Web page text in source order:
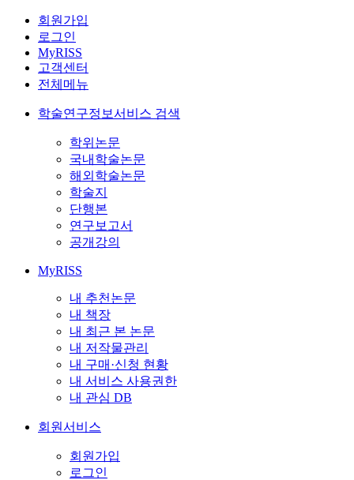
회원가입
로그인
MyRISS
고객센터
전체메뉴
학술연구정보서비스 검색
학위논문
국내학술논문
해외학술논문
학술지
단행본
연구보고서
공개강의
MyRISS
내 추천논문
내 책장
내 최근 본 논문
내 저작물관리
내 구매·신청 현황
내 서비스 사용권한
내 관심 DB
회원서비스
회원가입
로그인